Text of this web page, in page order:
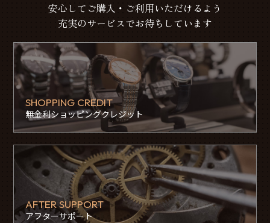
安心してご購入・ご利用いただけるよう
充実のサービスでお待ちしています
SHOPPING CREDIT
無金利ショッピングクレジット
AFTER SUPPORT
アフターサポート